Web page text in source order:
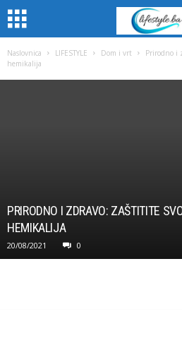
Naslovnica LIFESTYLE Dom i vrt
Prirodno i
hemikalija
PRIRODNO I ZDRAVO: ZAŠTITITE
HEMIKALIJA
20/08/2021 0